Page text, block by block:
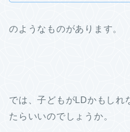
のようなものがあります。
では、子どもがLDかもしれ
たらいいのでしょうか。